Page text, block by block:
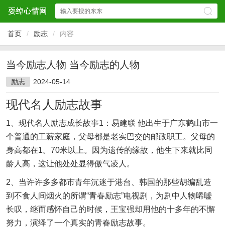
首页 / 励志 / 内容
当今励志人物 当今励志的人物
励志 2024-05-14
现代名人励志故事
1、现代名人励志成长故事1：易建联 他出生于广东鹤山市一
个普通的工薪家庭，父母都是老实巴交的邮政职工。父母的
身高都在1。70米以上。因为遗传的缘故，他生下来就比同
龄人高，这让他处处显得傲气凌人。
2、当许许多多都市青年沉迷于港台、韩国的那些胡编乱造
到不食人间烟火的所谓“青春励志”电视剧，为剧中人物唏嘘
长叹，继而感怀自己的时候，王宝强却用他的十多年的不懈
努力，演绎了一个真实的青春励志故事。